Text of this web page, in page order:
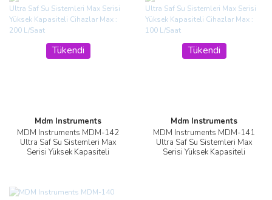
Tükendi
Mdm Instruments
MDM Instruments MDM-142
Ultra Saf Su Sistemleri Max
Serisi Yüksek Kapasiteli
Tükendi
Mdm Instruments
MDM Instruments MDM-141
Ultra Saf Su Sistemleri Max
Serisi Yüksek Kapasiteli